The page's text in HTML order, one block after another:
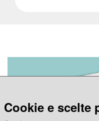
Cookie e scelte